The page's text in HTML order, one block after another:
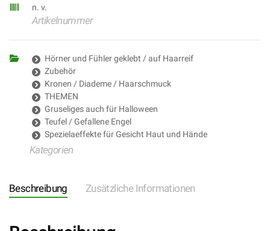
n. v.
Artikelnummer
Hörner und Fühler geklebt / auf Haarreif
Zubehör
Kronen / Diademe / Haarschmuck
THEMEN
Gruseliges auch für Halloween
Teufel / Gefallene Engel
Spezielaeffekte für Gesicht Haut und Hände
Kategorien
Beschreibung Zusätzliche Informationen